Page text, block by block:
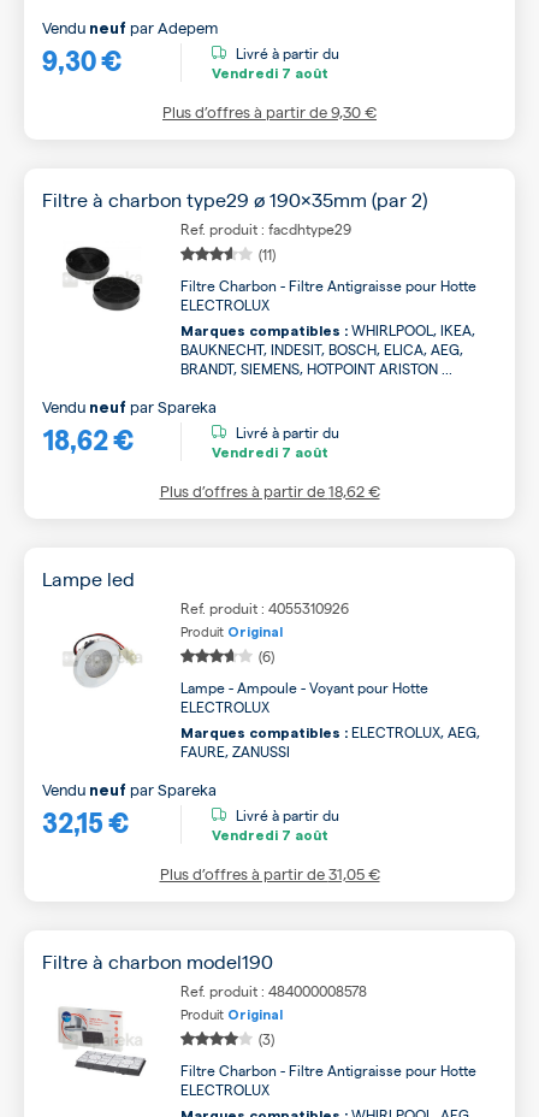
9,30 €
Vendu neuf parAdepem
Livré à partir du
Vendredi 7 août
Plus d’offres à partir de9,30 €
Filtre à charbon type29 ø 190x35mm (par 2)
Ref. produit : facdhtype29
(11)
Filtre Charbon - Filtre Antigraisse pour Hotte
ELECTROLUX
Marques compatibles : WHIRLPOOL, IKEA,
BAUKNECHT, INDESIT, BOSCH, ELICA, AEG,
BRANDT, SIEMENS, HOTPOINT ARISTON ...
18,62 €
Vendu neuf parSpareka
Livré à partir du
Vendredi 7 août
Plus d’offres à partir de18,62 €
Lampe led
Ref. produit : 4055310926
Produit Original
(6)
Lampe - Ampoule - Voyant pour Hotte
ELECTROLUX
Marques compatibles : ELECTROLUX, AEG,
FAURE, ZANUSSI
32,15 €
Vendu neuf parSpareka
Livré à partir du
Vendredi 7 août
Plus d’offres à partir de31,05 €
Filtre à charbon model190
Ref. produit : 484000008578
Produit Original
(3)
Filtre Charbon - Filtre Antigraisse pour Hotte
ELECTROLUX